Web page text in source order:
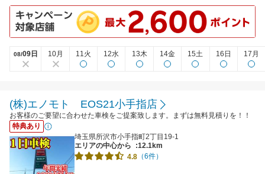
08/09日 10月 11火 12水 13木 14金 15土 16日 17月
(株)エノモト EOS21小手指店
お客様のご要望に合わせた車検をご提案致します。まずは無料見積りを！！
特典あり
埼玉県所沢市小手指町2丁目19-1
エリアの中心から
:12.1km
4.8 （6件）